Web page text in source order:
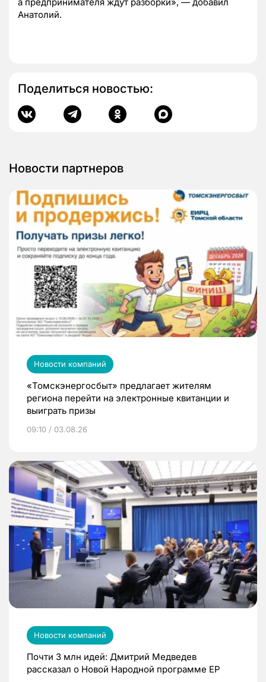
а предпринимателя ждут разборки», — добавил
Анатолий.
Поделиться новостью:
Новости партнеров
Новости компаний
«Томскэнергосбыт» предлагает жителям
региона перейти на электронные квитанции и
выиграть призы
09:10 / 03.08.26
Новости компаний
Почти 3 млн идей: Дмитрий Медведев
рассказал о Новой Народной программе ЕР